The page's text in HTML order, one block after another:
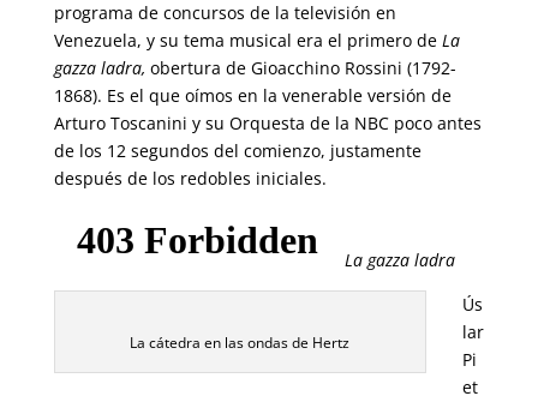
programa de concursos de la televisión en
Venezuela, y su tema musical era el primero de La
gazza ladra, obertura de Gioacchino Rossini (1792-
1868). Es el que oímos en la venerable versión de
Arturo Toscanini y su Orquesta de la NBC poco antes
de los 12 segundos del comienzo, justamente
después de los redobles iniciales.
La gazza ladra
La cátedra en las ondas de Hertz
Ús
lar
Pi
et